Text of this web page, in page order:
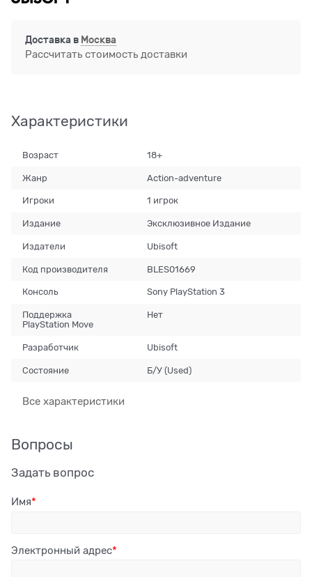
Доставка в Москва
Рассчитать стоимость доставки
Характеристики
Возраст 18+
Жанр Action-adventure
Игроки 1 игрок
Издание Эксклюзивное Издание
Издатели Ubisoft
Код производителя BLES01669
Консоль Sony PlayStation 3
Поддержка
PlayStation Move
Нет
Разработчик Ubisoft
Состояние Б/У (Used)
Все характеристики
Вопросы
Задать вопрос
Имя
Электронный адрес